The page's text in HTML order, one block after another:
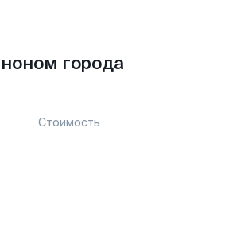
города
Стоимость